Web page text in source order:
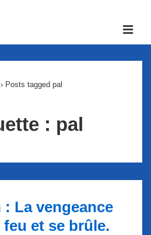
› Posts tagged pal
: pal
: La vengeance
et se brûle.